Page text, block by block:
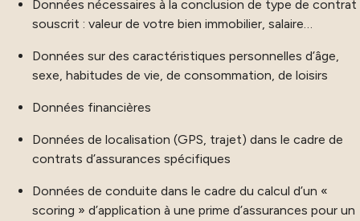
Données nécessaires à la conclusion de type de contrat
souscrit : valeur de votre bien immobilier, salaire…
Données sur des caractéristiques personnelles d’âge,
sexe, habitudes de vie, de consommation, de loisirs
Données financières
Données de localisation (GPS, trajet) dans le cadre de
contrats d’assurances spécifiques
Données de conduite dans le cadre du calcul d’un «
scoring » d’application à une prime d’assurances pour un